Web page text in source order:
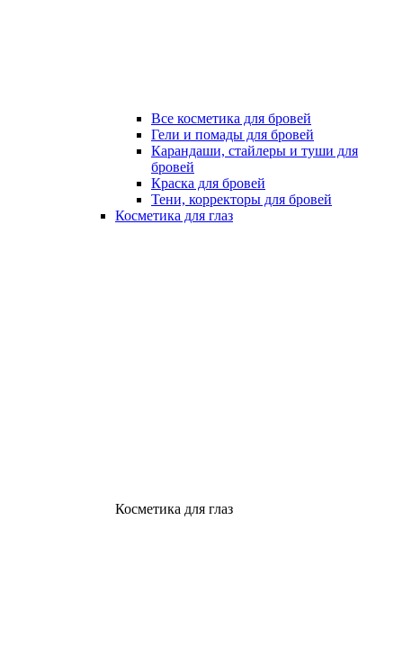
Все косметика для бровей
Гели и помады для бровей
Карандаши, стайлеры и туши для
бровей
Краска для бровей
Тени, корректоры для бровей
Косметика для глаз
Косметика для глаз